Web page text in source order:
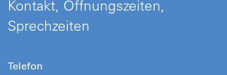
Kontakt, Öffnungszeiten,
Sprechzeiten
Telefon